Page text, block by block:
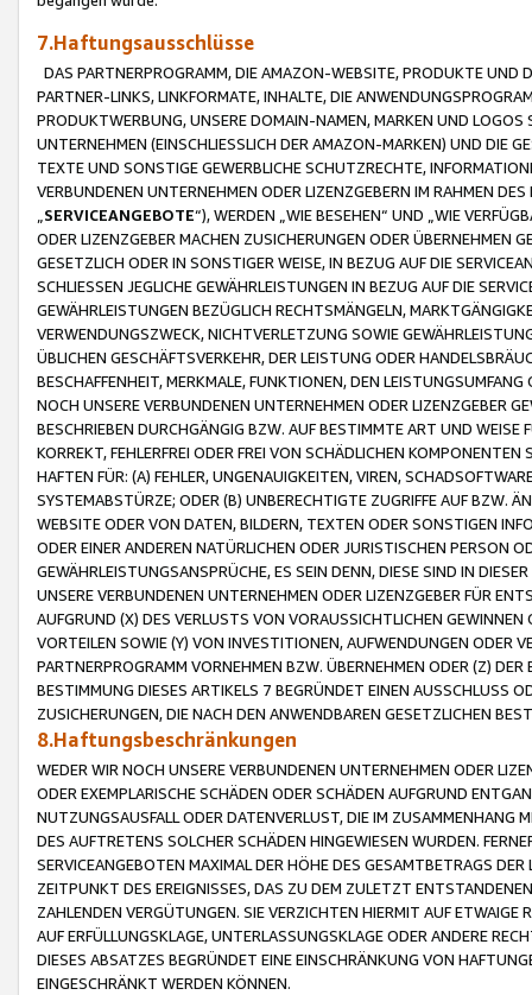
7.Haftungsausschlüsse
DAS PARTNERPROGRAMM, DIE AMAZON-WEBSITE, PRODUKTE UND
PARTNER-LINKS, LINKFORMATE, INHALTE, DIE
PRODUKTWERBUNG, UNSERE DOMAIN-NAMEN, MARKEN UND
UNTERNEHMEN (EINSCHLIESSLICH DER AMAZON-MARKEN) UND DIE
TEXTE UND SONSTIGE GEWERBLICHE SCHUTZRECHTE,
VERBUNDENEN UNTERNEHMEN ODER LIZENZGEBERN IM RAHMEN
SERVICEANGEBOTE“), WERDEN „WIE BESEHEN“ UND „WIE
ODER LIZENZGEBER MACHEN ZUSICHERUNGEN ODER ÜBERNEHMEN
GESETZLICH ODER IN SONSTIGER WEISE, IN BEZUG AUF DIE
SCHLIESSEN JEGLICHE GEWÄHRLEISTUNGEN IN BEZUG AUF DIE
GEWÄHRLEISTUNGEN BEZÜGLICH RECHTSMÄNGELN,
VERWENDUNGSZWECK, NICHTVERLETZUNG SOWIE
ÜBLICHEN GESCHÄFTSVERKEHR, DER LEISTUNG ODER
BESCHAFFENHEIT, MERKMALE, FUNKTIONEN, DEN
NOCH UNSERE VERBUNDENEN UNTERNEHMEN ODER LIZENZGEBER
BESCHRIEBEN DURCHGÄNGIG BZW. AUF BESTIMMTE ART UND
KORREKT, FEHLERFREI ODER FREI VON SCHÄDLICHEN
HAFTEN FÜR: (A) FEHLER, UNGENAUIGKEITEN, VIREN,
SYSTEMABSTÜRZE; ODER (B) UNBERECHTIGTE ZUGRIFFE AUF BZW.
WEBSITE ODER VON DATEN, BILDERN, TEXTEN ODER SONSTIGEN
ODER EINER ANDEREN NATÜRLICHEN ODER JURISTISCHEN PERSON
GEWÄHRLEISTUNGSANSPRÜCHE, ES SEIN DENN, DIESE SIND IN
UNSERE VERBUNDENEN UNTERNEHMEN ODER LIZENZGEBER FÜR
AUFGRUND (X) DES VERLUSTS VON VORAUSSICHTLICHEN
VORTEILEN SOWIE (Y) VON INVESTITIONEN, AUFWENDUNGEN ODER
PARTNERPROGRAMM VORNEHMEN BZW. ÜBERNEHMEN ODER (Z)
BESTIMMUNG DIESES ARTIKELS 7 BEGRÜNDET EINEN AUSSCHLUSS
ZUSICHERUNGEN, DIE NACH DEN ANWENDBAREN GESETZLICHEN
8.Haftungsbeschränkungen
WEDER WIR NOCH UNSERE VERBUNDENEN UNTERNEHMEN ODER
ODER EXEMPLARISCHE SCHÄDEN ODER SCHÄDEN AUFGRUND
NUTZUNGSAUSFALL ODER DATENVERLUST, DIE IM ZUSAMMENHANG
DES AUFTRETENS SOLCHER SCHÄDEN HINGEWIESEN WURDEN.
SERVICEANGEBOTEN MAXIMAL DER HÖHE DES GESAMTBETRAGS
ZEITPUNKT DES EREIGNISSES, DAS ZU DEM ZULETZT
ZAHLENDEN VERGÜTUNGEN. SIE VERZICHTEN HIERMIT AUF
AUF ERFÜLLUNGSKLAGE, UNTERLASSUNGSKLAGE ODER ANDERE
DIESES ABSATZES BEGRÜNDET EINE EINSCHRÄNKUNG VON
EINGESCHRÄNKT WERDEN KÖNNEN.